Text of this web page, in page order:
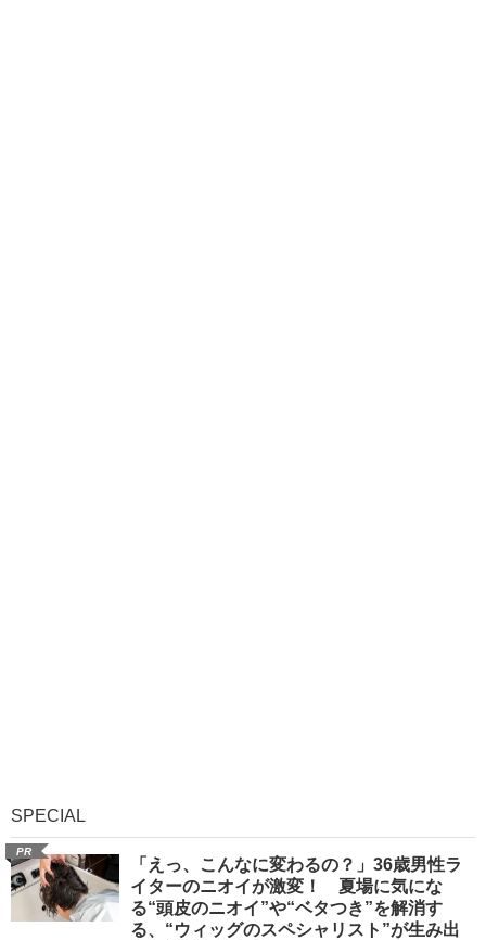
SPECIAL
PR
「えっ、こんなに変わるの？」36歳男性ラ
イターのニオイが激変！ 夏場に気にな
る“頭皮のニオイ”や“ベタつき”を解消す
る、“ウィッグのスペシャリスト”が生み出